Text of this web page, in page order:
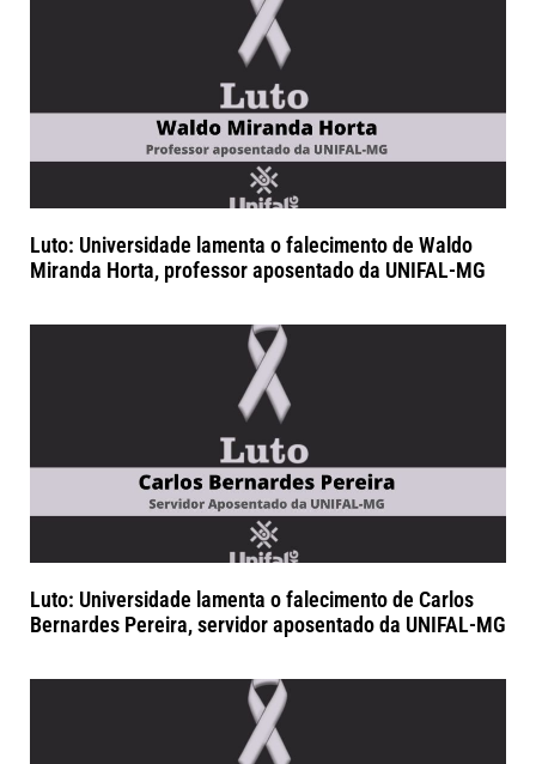
Luto: Universidade lamenta o falecimento de Waldo
Miranda Horta, professor aposentado da UNIFAL-MG
Luto: Universidade lamenta o falecimento de Carlos
Bernardes Pereira, servidor aposentado da UNIFAL-MG